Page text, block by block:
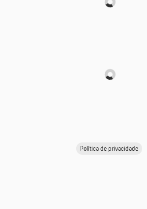
Política de privacidade